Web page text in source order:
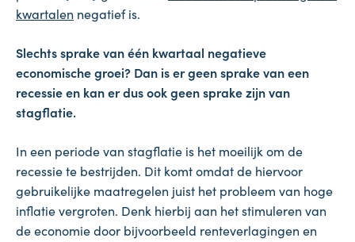
kwartalen negatief is.
Slechts sprake van één kwartaal negatieve
economische groei? Dan is er geen sprake van een
recessie en kan er dus ook geen sprake zijn van
stagflatie.
In een periode van stagflatie is het moeilijk om de
recessie te bestrijden. Dit komt omdat de hiervoor
gebruikelijke maatregelen juist het probleem van hoge
inflatie vergroten. Denk hierbij aan het stimuleren van
de economie door bijvoorbeeld renteverlagingen en